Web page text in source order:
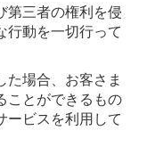
第三者の権利を侵
行動を一切行って
場合、お客さま
ことができるもの
ービスを利用して